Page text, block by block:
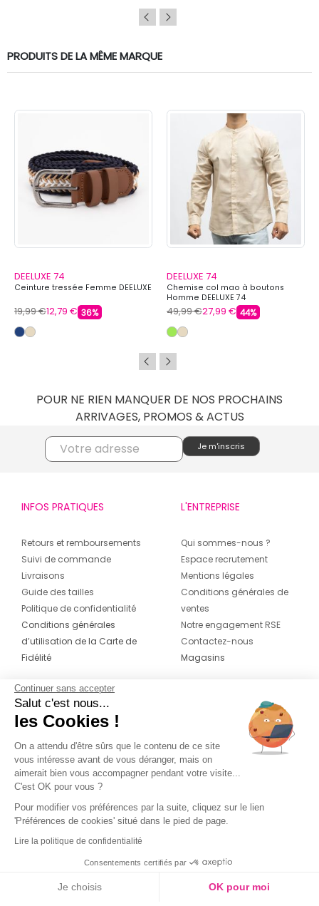
PRODUITS DE LA MÊME MARQUE
DEELUXE 74
Ceinture tressée Femme DEELUXE
19,99 €12,79 € 36%
DEELUXE 74
Chemise col mao à boutons
Homme DEELUXE 74
49,99 €27,99 € 44%
POUR NE RIEN MANQUER DE NOS PROCHAINS
ARRIVAGES, PROMOS & ACTUS
INFOS PRATIQUES
Retours et remboursements
Suivi de commande
Livraisons
Guide des tailles
Politique de confidentialité
Conditions générales
d’utilisation de la Carte de
Fidélité
L'ENTREPRISE
Qui sommes-nous ?
Espace recrutement
Mentions légales
Conditions générales de
ventes
Notre engagement RSE
Contactez-nous
Magasins
CONTACT
04 42 20 78 42
Du lundi au jeudi de 8h30 à 16h30 & le
vendredi de 8h30 à 15h30
Continuer sans accepter
Salut c'est nous...
les Cookies !
On a attendu d'être sûrs que le contenu de ce site
vous intéresse avant de vous déranger, mais on
aimerait bien vous accompagner pendant votre visite...
C'est OK pour vous ?
Pour modifier vos préférences par la suite, cliquez sur le lien
'Préférences de cookies' situé dans le pied de page.
Lire la politique de confidentialité
Consentements certifiés par
Je choisis OK pour moi